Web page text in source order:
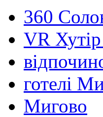
360
VR
готелі
Мигово